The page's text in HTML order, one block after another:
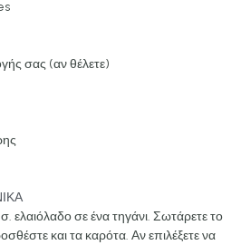
σας (αν θέλετε)
ελαιόλαδο σε ένα τηγάνι. Σωτάρετε το
και τα καρότα. Αν επιλέξετε να